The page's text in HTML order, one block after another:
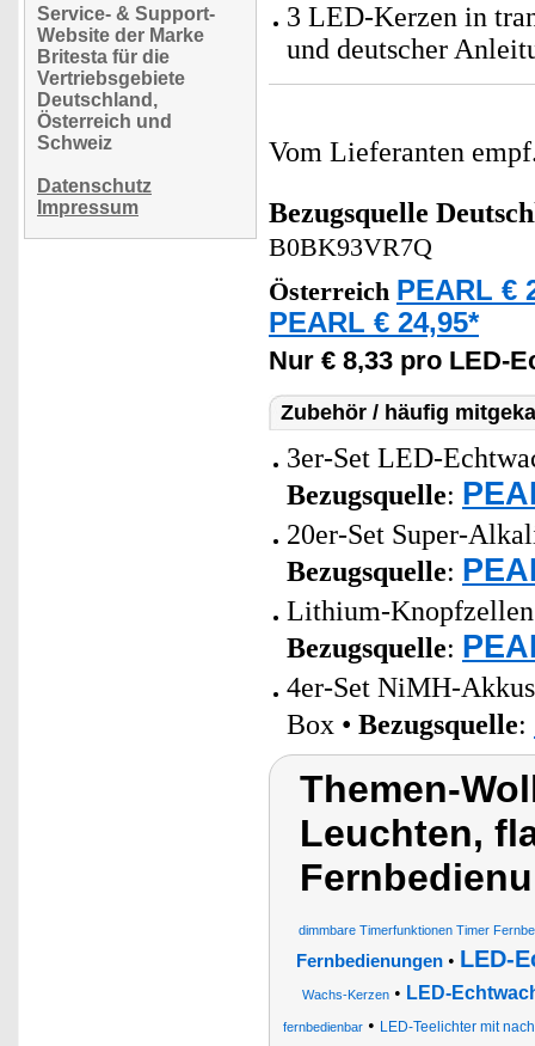
Service- & Support-
Website der Marke
Britesta für die
Vertriebsgebiete
Deutschland,
Österreich und
Schweiz
Datenschutz
Impressum
3 LED-Kerzen in
und deutscher
Vom Lieferanten
Bezugsquelle
B0BK93VR7Q
Österreich PEARL €
PEARL € 24,95*
Nur € 8,33 pro LED-
Zubehör / häufig
3er-Set LED-
Bezugsquelle:
20er-Set Super-
Bezugsquelle:
Lithium-Knopfzellen
Bezugsquelle:
4er-Set NiMH-
Box • Bezugsquelle:
Themen-
Leuchten,
dimmbare Timerfunktionen Timer
Fernbedienungen • LED-
Wachs-Kerzen • LED-
fernbedienbar• LED-Teelichter mit